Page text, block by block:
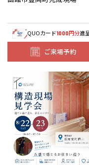
QUOカード1000円分進
ご来場予約
全国の展示場
北海道
お近くのイベント
北海道